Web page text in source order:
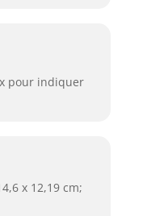
USB,
pour indiquer
x 12,19 cm;